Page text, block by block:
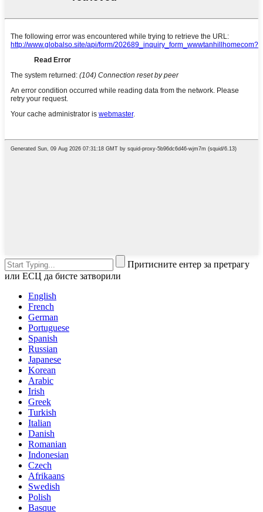
Притисните ентер за претрагу
или ЕСЦ да бисте затворили
English
French
German
Portuguese
Spanish
Russian
Japanese
Korean
Arabic
Irish
Greek
Turkish
Italian
Danish
Romanian
Indonesian
Czech
Afrikaans
Swedish
Polish
Basque